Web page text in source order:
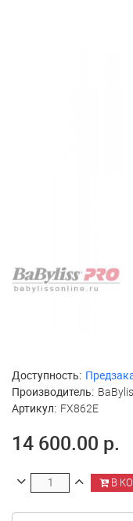
Доступность:
Производитель:
Артикул: FX862E
14 600.00 р.
В